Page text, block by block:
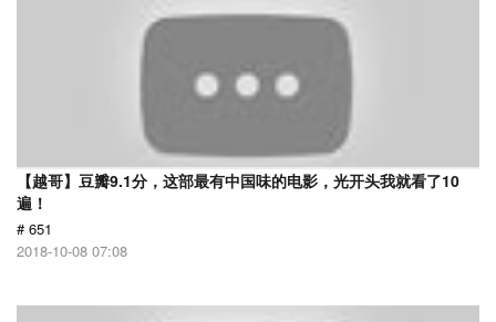
【越哥】豆瓣9.1分，这部最有中国味的电影，光开头我就看了10
遍！
# 651
2018-10-08 07:08